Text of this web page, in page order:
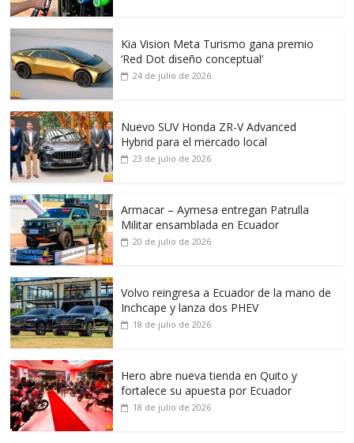
Kia Vision Meta Turismo gana premio
‘Red Dot diseño conceptual’
24 de julio de 2026
Nuevo SUV Honda ZR-V Advanced
Hybrid para el mercado local
23 de julio de 2026
Armacar – Aymesa entregan Patrulla
Militar ensamblada en Ecuador
20 de julio de 2026
Volvo reingresa a Ecuador de la mano de
Inchcape y lanza dos PHEV
18 de julio de 2026
Hero abre nueva tienda en Quito y
fortalece su apuesta por Ecuador
18 de julio de 2026